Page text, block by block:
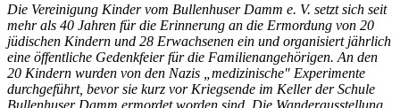
Die Vereinigung Kinder vom Bullenhuser Damm e. V. setzt sich seit
mehr als 40 Jahren für die Erinnerung an die Ermordung von 20
jüdischen Kindern und 28 Erwachsenen ein und organisiert jährlich
eine öffentliche Gedenkfeier für die Familienangehörigen. An den
20 Kindern wurden von den Nazis „medizinische" Experimente
durchgeführt, bevor sie kurz vor Kriegsende im Keller der Schule
Bullenhuser Damm ermordet worden sind. Die Wanderausstellung